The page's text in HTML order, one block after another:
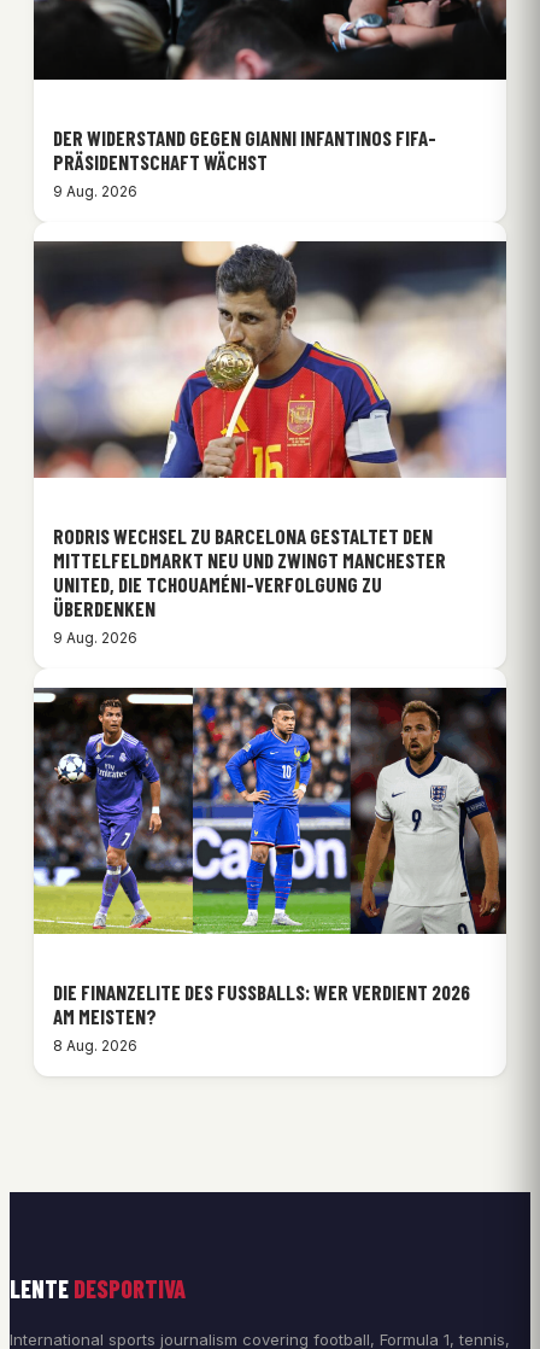
DER WIDERSTAND GEGEN GIANNI INFANTINOS FIFA-
PRÄSIDENTSCHAFT WÄCHST
9 Aug. 2026
RODRIS WECHSEL ZU BARCELONA GESTALTET DEN
MITTELFELDMARKT NEU UND ZWINGT MANCHESTER
UNITED, DIE TCHOUAMÉNI-VERFOLGUNG ZU
ÜBERDENKEN
9 Aug. 2026
DIE FINANZELITE DES FUSSBALLS: WER VERDIENT 2026 A
M MEISTEN?
8 Aug. 2026
LENTE DESPORTIVA
International sports journalism covering football, Formula 1, tennis,